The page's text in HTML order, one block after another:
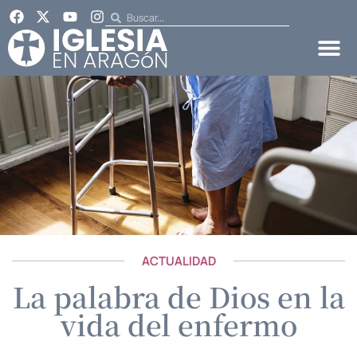
ACTUALIDAD
La palabra de Dios en la
vida del enfermo